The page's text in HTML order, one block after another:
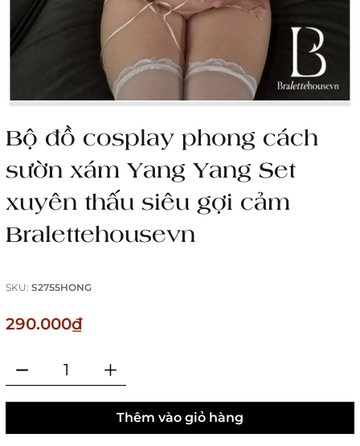
Bộ đồ cosplay phong cách
sườn xám Yang Yang Set
xuyên thấu siêu gợi cảm
Bralettehousevn
SKU: S2755HONG
290.000₫
Thêm vào giỏ hàng